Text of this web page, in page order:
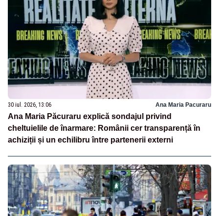
30 iul. 2026, 13:06 Ana Maria Pacuraru
Ana Maria Păcuraru explică sondajul privind
cheltuielile de înarmare: Românii cer transparență în
achiziții și un echilibru între partenerii externi